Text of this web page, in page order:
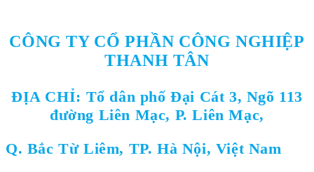
CÔNG TY CỔ PHẦN CÔNG NGHIỆP
THANH TÂN
ĐỊA CHỈ: Tổ dân phố Đại Cát 3, Ngõ 113
đường Liên Mạc, P. Liên Mạc,
Q. Bắc Từ Liêm, TP. Hà Nội, Việt Nam